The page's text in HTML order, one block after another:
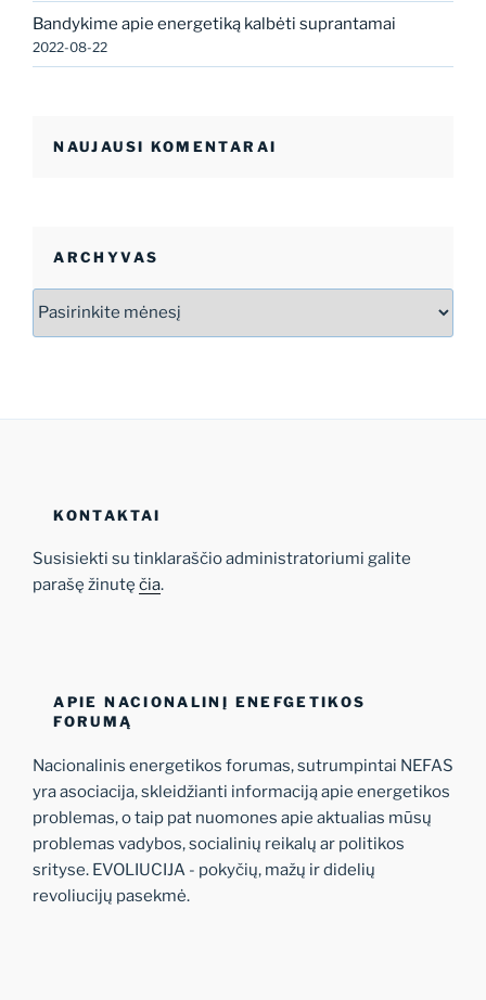
Bandykime apie energetiką kalbėti suprantamai
2022-08-22
NAUJAUSI KOMENTARAI
ARCHYVAS
Archyvas
KONTAKTAI
Susisiekti su tinklaraščio administratoriumi galite
parašę žinutę čia.
APIE NACIONALINĮ ENEFGETIKOS
FORUMĄ
Nacionalinis energetikos forumas, sutrumpintai NEFAS
yra asociacija, skleidžianti informaciją apie energetikos
problemas, o taip pat nuomones apie aktualias mūsų
problemas vadybos, socialinių reikalų ar politikos
srityse. EVOLIUCIJA - pokyčių, mažų ir didelių
revoliucijų pasekmė.